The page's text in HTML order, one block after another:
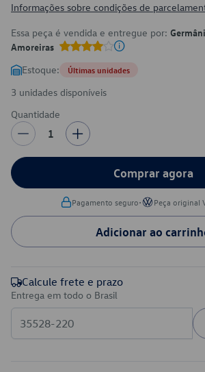
Informações sobre condições de
Essa peça é vendida e entregue por:
Amoreiras
Estoque: Últimas unidades
3 unidades disponíveis
Quantidade
1
Comprar agora
Pagamento seguro• Peça original
Adicionar ao
Calcule frete e prazo
Entrega em todo o Brasil